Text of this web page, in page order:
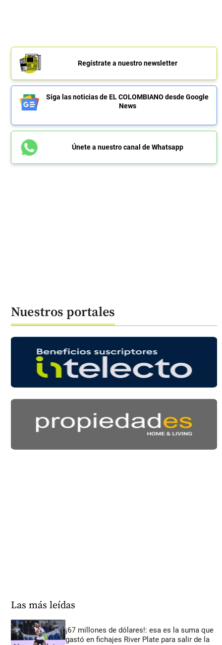
Regístrate a nuestro newsletter
Siga las noticias de EL COLOMBIANO desde Google
News
Únete a nuestro canal de Whatsapp
Nuestros portales
Las más leídas
¡67 millones de dólares!: esa es la suma que
gastó en fichajes River Plate para salir de la